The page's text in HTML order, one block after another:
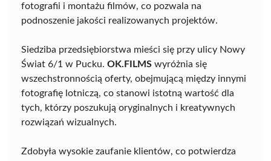
fotografii i montażu filmów, co pozwala na
podnoszenie jakości realizowanych projektów.
Siedziba przedsiębiorstwa mieści się przy ulicy Nowy
Świat 6/1 w Pucku. OK.FILMS wyróżnia się
wszechstronnością oferty, obejmującą między innymi
fotografię lotniczą, co stanowi istotną wartość dla
tych, którzy poszukują oryginalnych i kreatywnych
rozwiązań wizualnych.
Zdobyła wysokie zaufanie klientów, co potwierdza